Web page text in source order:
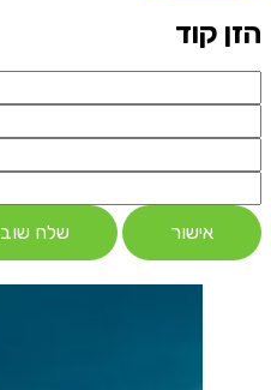
הזן קוד
אישור שלח שוב